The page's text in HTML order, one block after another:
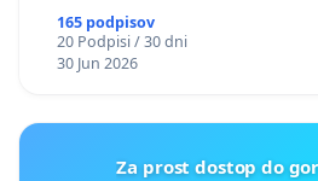
prof. dr. Renata Salecl
Janko Belin
doc. dr. Gorazd Kovačič
165 podpisov
20 Podpisi / 30 dni
30 Jun 2026
Za prost dostop do